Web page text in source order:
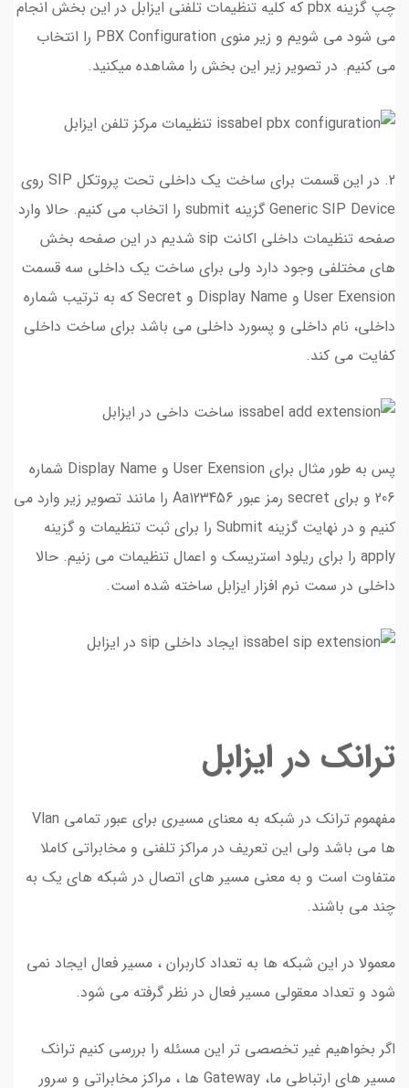
چپ گزینه pbx که کلیه تنظیمات تلفنی ایزابل در این بخش انجام
می شود می شویم و زیر منوی PBX Configuration را انتخاب
می کنیم. در تصویر زیر این بخش را مشاهده میکنید.
2. در این قسمت برای ساخت یک داخلی تحت پروتکل SIP روی
Generic SIP Device گزینه submit را اتخاب می کنیم. حالا وارد
صفحه تنظیمات داخلی اکانت sip شدیم در این صفحه بخش
های مختلفی وجود دارد ولی برای ساخت یک داخلی سه قسمت
User Exension و Display Name و Secret که به ترتیب شماره
داخلی، نام داخلی و پسورد داخلی می باشد برای ساخت داخلی
کفایت می کند.
پس به طور مثال برای User Exension و Display Name شماره
206 و برای secret رمز عبور Aa123456 را مانند تصویر زیر وارد می
کنیم و در نهایت گزینه Submit را برای ثبت تنظیمات و گزینه
apply را برای ریلود استریسک و اعمال تنظیمات می زنیم. حالا
داخلی در سمت نرم افزار ایزابل ساخته شده است.
ترانک در ایزابل
مفهموم ترانک در شبکه به معنای مسیری برای عبور تمامی Vlan
ها می باشد ولی این تعریف در مراکز تلفنی و مخابراتی کاملا
متفاوت است و به معنی مسیر های اتصال در شبکه های یک به
چند می باشند.
معمولا در این شبکه ها به تعداد کاربران ، مسیر فعال ایجاد نمی
شود و تعداد معقولی مسیر فعال در نظر گرفته می شود.
اگر بخواهیم غیر تخصصی تر این مسئله را بررسی کنیم ترانک
مسیر های ارتباطی ما، Gateway ها ، مراکز مخابراتی و سرور